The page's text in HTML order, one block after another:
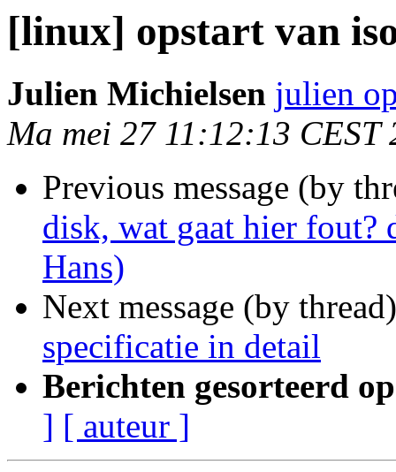
[linux] opstart van
Julien Michielsen julien
Ma mei 27 11:12:13 CEST
Previous message (by
disk, wat gaat hier fout?
Hans)
Next message (by
specificatie in detail
Berichten gesorteerd
] [ auteur ]